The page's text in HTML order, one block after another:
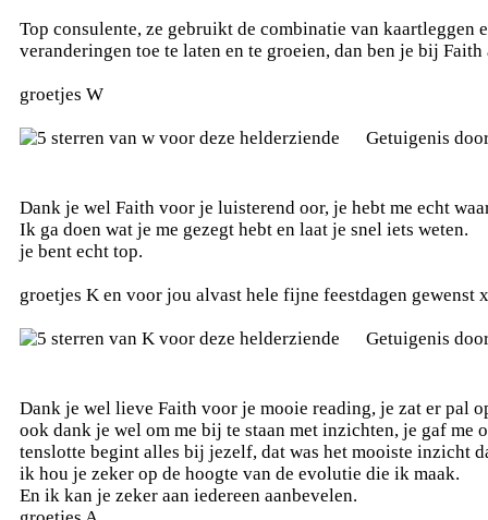
Top consulente, ze gebruikt de combinatie van kaartleggen
veranderingen toe te laten en te groeien, dan ben je bij Faith
groetjes W
Getuigenis
Dank je wel Faith voor je luisterend oor, je hebt me echt
Ik ga doen wat je me gezegt hebt en laat je snel iets weten.
je bent echt top.
groetjes K en voor jou alvast hele fijne feestdagen gewenst
Getuigenis
Dank je wel lieve Faith voor je mooie reading, je zat er pal
ook dank je wel om me bij te staan met inzichten, je gaf me
tenslotte begint alles bij jezelf, dat was het mooiste inzicht
ik hou je zeker op de hoogte van de evolutie die ik maak.
En ik kan je zeker aan iedereen aanbevelen.